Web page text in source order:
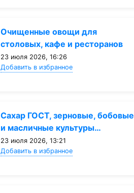
Очищенные овощи для
столовых, кафе и ресторанов
23 июля 2026, 16:26
Добавить в избранное
Сахар ГОСТ, зерновые, бобовые
и масличные культуры…
23 июля 2026, 13:21
Добавить в избранное